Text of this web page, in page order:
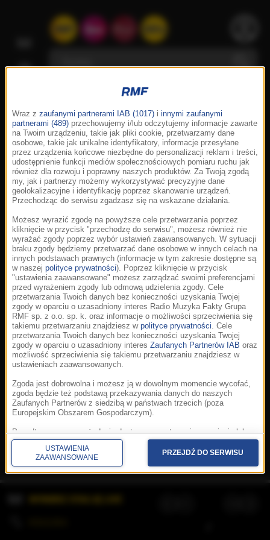
Korzystanie z portalu oznacza akceptację
Prywatność.Aplikacje.© 2026 Radio Muzyka
Fakty Grupa RMF sp. z o.o. sp. k.
Wraz z zaufanymi partnerami IAB (1017) i innymi zaufanymi
partnerami (489) przechowujemy i/lub odczytujemy informacje zawarte
na Twoim urządzeniu, takie jak pliki cookie, przetwarzamy dane
osobowe, takie jak unikalne identyfikatory, informacje przesyłane
przez urządzenia końcowe niezbędne do personalizacji reklam i treści,
udostępnienie funkcji mediów społecznościowych pomiaru ruchu jak
również dla rozwoju i poprawny naszych produktów. Za Twoją zgodą
my, jak i partnerzy możemy wykorzystywać precyzyjne dane
geolokalizacyjne i identyfikację poprzez skanowanie urządzeń.
Przechodząc do serwisu zgadzasz się na wskazane działania.
Możesz wyrazić zgodę na powyższe cele przetwarzania poprzez
kliknięcie w przycisk "przechodzę do serwisu", możesz również nie
wyrażać zgody poprzez wybór ustawień zaawansowanych. W sytuacji
braku zgody będziemy przetwarzać dane osobowe w innych celach na
innych podstawach prawnych (informacje w tym zakresie dostępne są
w naszej polityce prywatności). Poprzez kliknięcie w przycisk
"ustawienia zaawansowane" możesz zarządzać swoimi preferencjami
przed wyrażeniem zgody lub odmową udzielenia zgody. Cele
przetwarzania Twoich danych bez konieczności uzyskania Twojej
zgody w oparciu o uzasadniony interes Radio Muzyka Fakty Grupa
RMF sp. z o.o. sp. k. oraz informacje o możliwości sprzeciwienia się
takiemu przetwarzaniu znajdziesz w polityce prywatności. Cele
przetwarzania Twoich danych bez konieczności uzyskania Twojej
zgody w oparciu o uzasadniony interes Zaufanych Partnerów IAB oraz
możliwość sprzeciwienia się takiemu przetwarzaniu znajdziesz w
ustawieniach zaawansowanych.
Zgoda jest dobrowolna i możesz ją w dowolnym momencie wycofać,
zgoda będzie też podstawą przekazywania danych do naszych
Zaufanych Partnerów z siedzibą w państwach trzecich (poza
Europejskim Obszarem Gospodarczym).
Ponadto masz prawo żądania dostępu, sprostowania, usunięcia lub
ograniczenia przetwarzania danych, a także złożenia skargi do
Prezesa Urzędu Ochrony Danych Osobowych. W polityce prywatności
znajdziesz informacje jak wykonać swoje prawa. Szczegółowe
informacje na temat przetwarzania Twoich danych znajdują się w
USTAWIENIA
ZAAWANSOWANE
PRZEJDŹ DO SERWISU